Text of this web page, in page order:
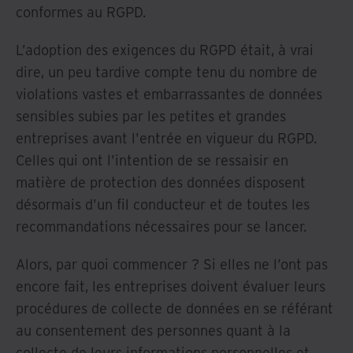
conformes au RGPD.
L’adoption des exigences du RGPD était, à vrai
dire, un peu tardive compte tenu du nombre de
violations vastes et embarrassantes de données
sensibles subies par les petites et grandes
entreprises avant l'entrée en vigueur du RGPD.
Celles qui ont l’intention de se ressaisir en
matière de protection des données disposent
désormais d'un fil conducteur et de toutes les
recommandations nécessaires pour se lancer.
Alors, par quoi commencer ? Si elles ne l’ont pas
encore fait, les entreprises doivent évaluer leurs
procédures de collecte de données en se référant
au consentement des personnes quant à la